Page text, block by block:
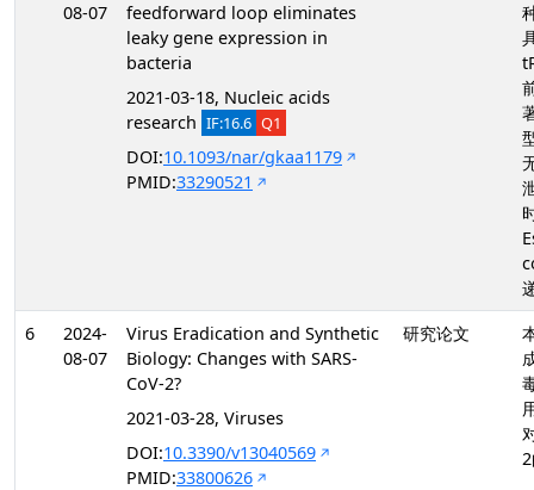
08-07
feedforward loop eliminates
leaky gene expression in
bacteria
2021-03-18, Nucleic acids
research IF:16.6 Q1
DOI:10.1093/nar/gkaa1179
PMID:33290521
6
2024-
08-07
Virus Eradication and Synthetic
Biology: Changes with SARS-
CoV-2?
2021-03-28, Viruses
DOI:10.3390/v13040569
PMID:33800626
研究论文